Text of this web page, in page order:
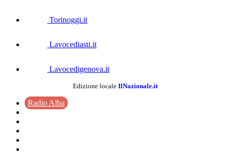
Torinoggi.it
Lavocediasti.it
Lavocedigenova.it
Edizione locale IlNazionale.it
Radio Alba